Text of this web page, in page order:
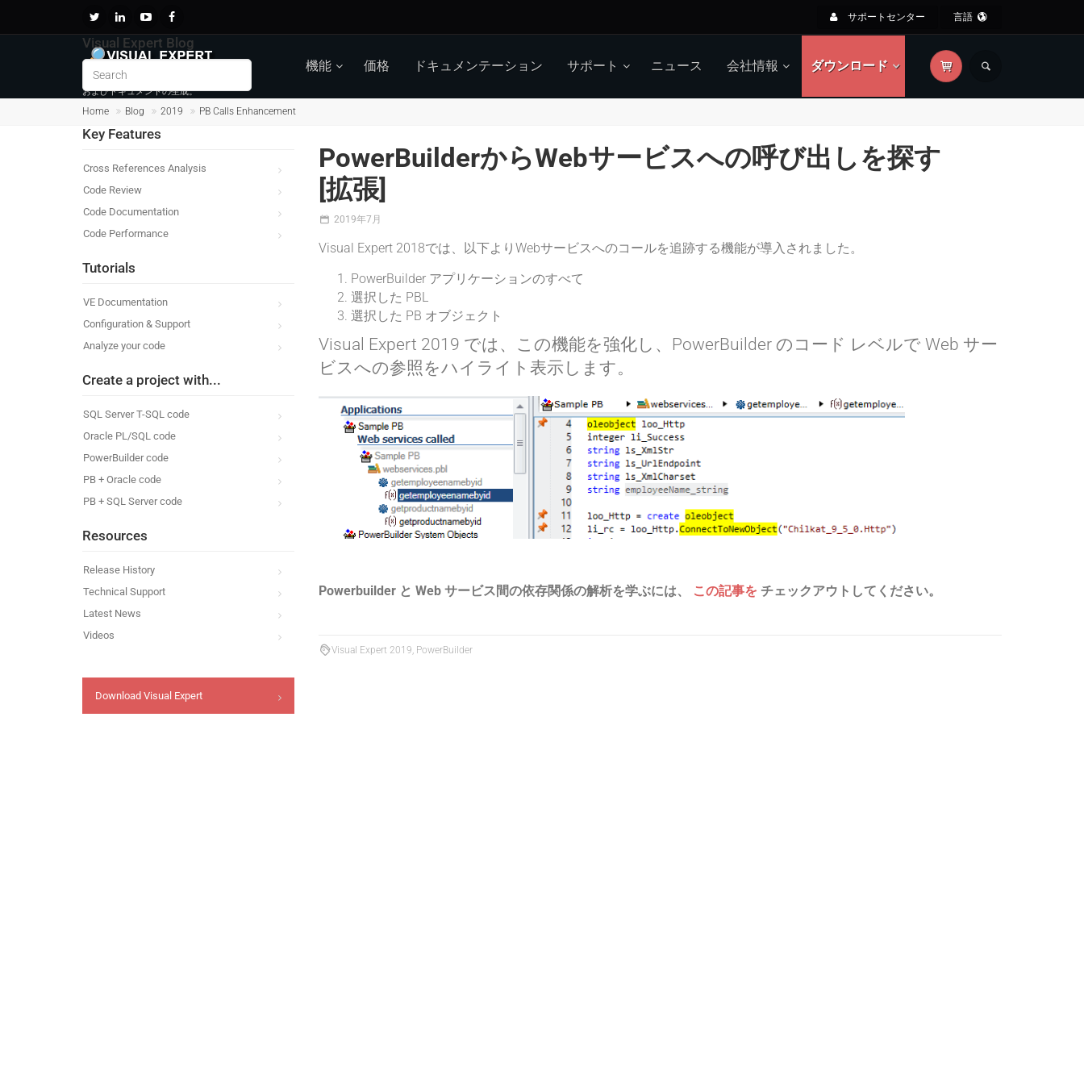
サポートセンター 言語
コードの調査、解析、
およびドキュメントの生成。
機能 価格 ドキュメンテーション サポート ニュース 会社情報 ダウンロード
Home Blog 2019 PB Calls Enhancement
PowerBuilderからWebサービスへの呼び出しを探す
[拡張]
2019年7月
Visual Expert 2018では、以下よりWebサービスへのコールを追跡する機能が導入されました。
PowerBuilder アプリケーションのすべて
選択した PBL
選択した PB オブジェクト
Visual Expert 2019 では、この機能を強化し、PowerBuilder のコード レベルで Web サー
ビスへの参照をハイライト表示します。
Powerbuilder と Web サービス間の依存関係の解析を学ぶには、 この記事を チェックアウトしてください。
Visual Expert 2019, PowerBuilder
Visual Expert Blog
Key Features
Cross References Analysis
Code Review
Code Documentation
Code Performance
Tutorials
VE Documentation
Configuration & Support
Analyze your code
Create a project with...
SQL Server T-SQL code
Oracle PL/SQL code
PowerBuilder code
PB + Oracle code
PB + SQL Server code
Resources
Release History
Technical Support
Latest News
Videos
Download Visual Expert